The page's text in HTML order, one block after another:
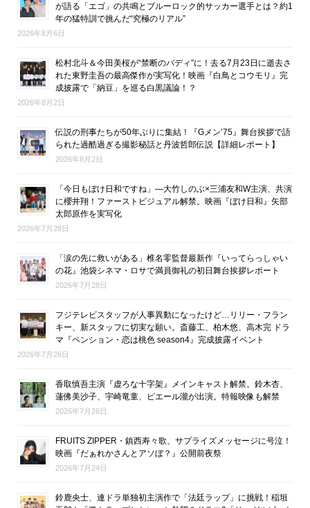
が語る「エゴ」の共鳴とブルーロック的サッカー選手とは？約1
年の猛特訓で挑んだ“究極のリアル”
2026年8月6日
松村北斗＆今田美桜が“禁断のバディ”に！去る7月23日に逝去さ
れた東野圭吾の最高傑作が実写化！映画『白鳥とコウモリ』完
成披露で「納豆」を巡る白黒議論！？
2026年8月2日
伝説の刑事たちが50年ぶりに集結！『Gメン’75』舞台挨拶で語
られた過酷過ぎる撮影秘話と丹波哲郎伝説【詳細レポート】
2026年8月2日
「今日もぼけ日和ですね」―大竹しのぶ×三浦友和W主演、共演
に櫻井翔！ファーストビジュアル解禁。映画『ぼけ日和』矢部
太郎原作を実写化
2026年7月28日
「涙の先に救いがある」椎名零監督最新作『いってらっしゃい
の花』池袋シネマ・ロサで満員御礼の初日舞台挨拶レポート
2026年7月28日
フジテレビスタッフが人事異動になったけど…リリー・フラン
キー、新スタッフに切実な願い。斎藤工、柏木悠、高木完 ドラ
マ『ペンション・恋は桃色 season4』完成披露イベント
2026年7月26日
香取慎吾主演『虚ろな十字架』メインキャスト解禁。鈴木杏、
蓮佛美沙子、宇崎竜童、ピエール瀧が出演。特報映像も解禁
2026年7月26日
FRUITS ZIPPER・鎮西寿々歌、サプライズメッセージに号泣！
映画『だぁれかさんとアソぼ？』公開前夜祭
2026年7月24日
鈴鹿央士、連ドラ単独初主演作で「法廷ラップ」に挑戦！稲垣